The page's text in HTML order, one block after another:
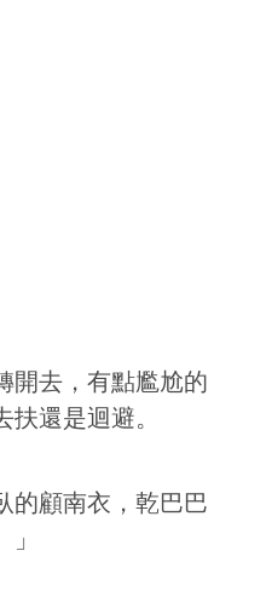
開去，有點尷尬的
還是迴避。
的顧南衣，乾巴巴